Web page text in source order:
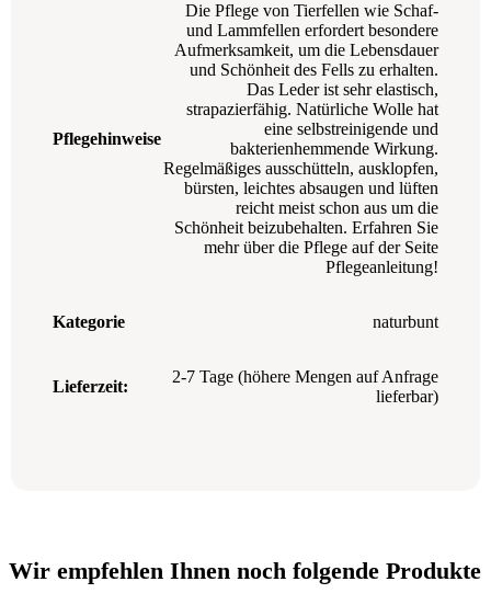
Pflegehinweise
Die Pflege von Tierfellen wie Schaf-
und Lammfellen erfordert besondere
Aufmerksamkeit, um die Lebensdauer
und Schönheit des Fells zu erhalten.
Das Leder ist sehr elastisch,
strapazierfähig. Natürliche Wolle hat
eine selbstreinigende und
bakterienhemmende Wirkung.
Regelmäßiges ausschütteln, ausklopfen,
bürsten, leichtes absaugen und lüften
reicht meist schon aus um die
Schönheit beizubehalten. Erfahren Sie
mehr über die Pflege auf der Seite
Pflegeanleitung!
Kategorie naturbunt
Lieferzeit:
2-7 Tage (höhere Mengen auf Anfrage
lieferbar)
Wir empfehlen Ihnen noch folgende Produkte